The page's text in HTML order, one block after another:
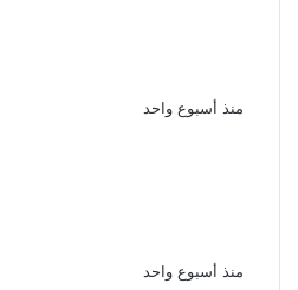
منذ أسبوع واحد
منذ أسبوع واحد